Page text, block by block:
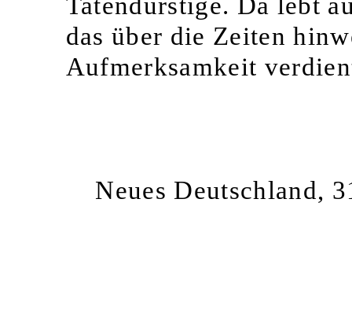
Tatendurstige. Da lebt
das über die Zeiten
Aufmerksamkeit
Neues Deutschland,